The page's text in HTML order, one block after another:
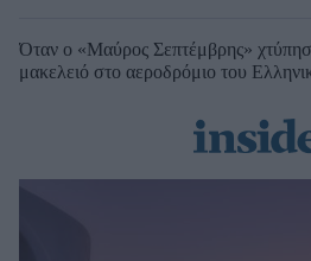
Όταν ο «Μαύρος Σεπτέμβρης»
μακελειό στο αεροδρόμιο του